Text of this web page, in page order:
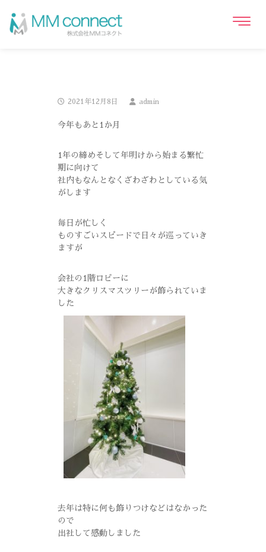
2021年12月8日 admin
今年もあと1か月
1年の締めそして年明けから始まる繁忙
期に向けて
社内もなんとなくざわざわとしている気
がします
毎日が忙しく
ものすごいスピードで日々が巡っていき
ますが
会社の1階ロビーに
大きなクリスマスツリーが飾られていま
した
去年は特に何も飾りつけなどはなかった
ので
出社して感動しました